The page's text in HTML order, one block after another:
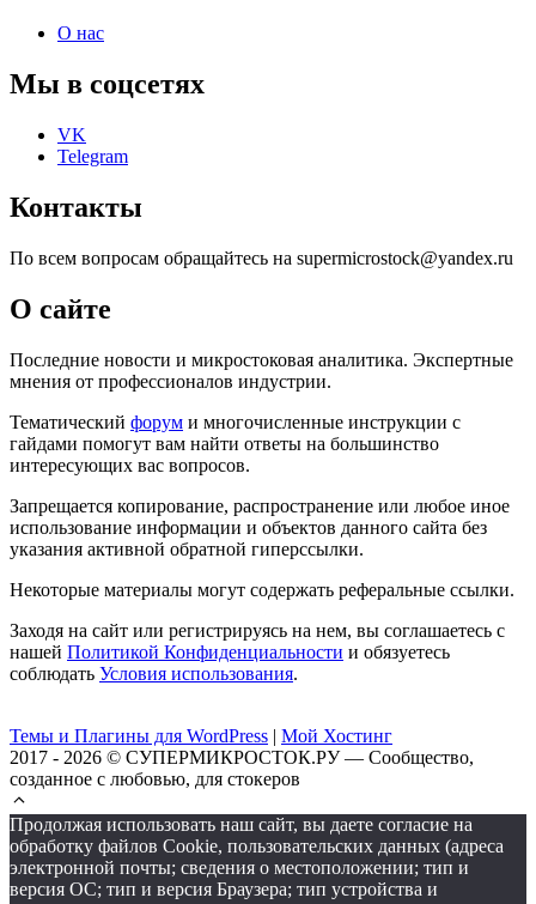
О нас
Мы в соцсетях
VK
Telegram
Контакты
По всем вопросам обращайтесь на supermicrostock@yandex.ru
О сайте
Последние новости и микростоковая аналитика. Экспертные
мнения от профессионалов индустрии.
Тематический форум и многочисленные инструкции с
гайдами помогут вам найти ответы на большинство
интересующих вас вопросов.
Запрещается копирование, распространение или любое иное
использование информации и объектов данного сайта без
указания активной обратной гиперссылки.
Некоторые материалы могут содержать реферальные ссылки.
Заходя на сайт или регистрируясь на нем, вы соглашаетесь с
нашей Политикой Конфиденциальности и обязуетесь
соблюдать Условия использования.
Темы и Плагины для WordPress | Мой Хостинг
2017 - 2026 © СУПЕРМИКРОСТОК.РУ — Сообщество,
созданное с любовью, для стокеров
Продолжая использовать наш сайт, вы даете согласие на
обработку файлов Cookie, пользовательских данных (адреса
электронной почты; сведения о местоположении; тип и
версия ОС; тип и версия Браузера; тип устройства и